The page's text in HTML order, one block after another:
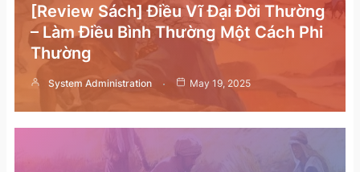
[Review Sách] Điều Vĩ Đại Đời Thường
– Làm Điều Bình Thường Một Cách Phi
Thường
System Administration May 19, 2025